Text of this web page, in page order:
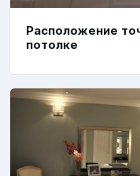
Расположение
потолке